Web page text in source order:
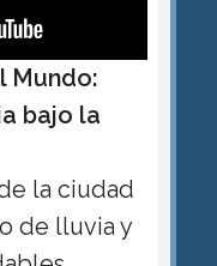
Mundo:
bajo la
la ciudad
de lluvia y